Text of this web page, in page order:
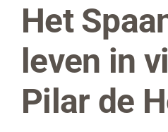
Wonen in Spanje
Webinar
Over CasaCoach
Bekijk
grotere
Het
leven in
Pilar de